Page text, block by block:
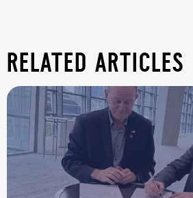
related articles